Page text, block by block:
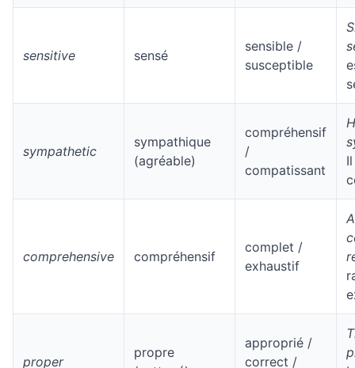
sensitive sensé
sensible /
susceptible
sympathetic
sympathique
(agréable)
compréhensif
/
compatissant
comprehensive compréhensif
complet /
exhaustif
A
proper
propre
approprié /
correct /